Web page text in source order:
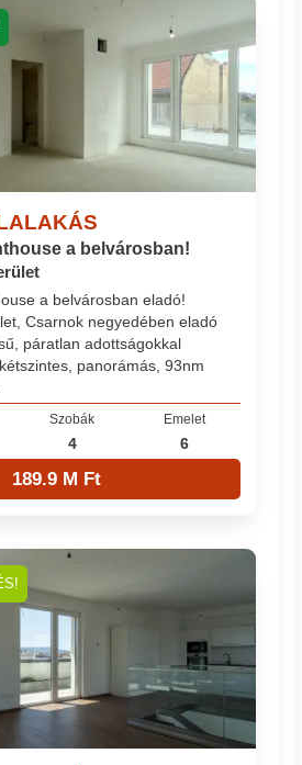
a belvárosban!
a belvárosban eladó!
Csarnok negyedében eladó
páratlan adottságokkal
panorámás, 93nm
Szobák
4
Emelet
6
189.9 M Ft